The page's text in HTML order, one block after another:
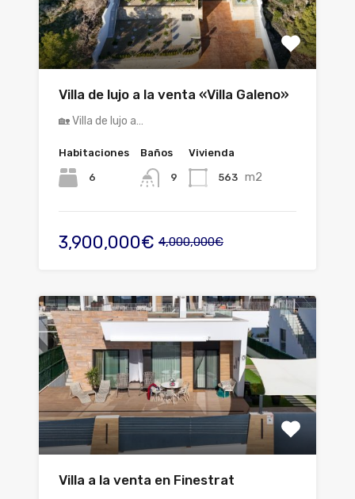
Villa de lujo a la venta «Villa Galeno»
🏡 Villa de lujo a…
Habitaciones
6
Baños
9
Vivienda
563 m2
3,900,000€ 4,000,000€
Villa a la venta en Finestrat